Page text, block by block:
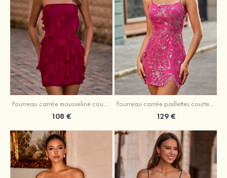
Fourreau carrée mousseline courte/mini robe de fête de la rentré avec volants
108 €
Fourreau carrée paillettes courte/mini robe de fête de la rentrée
129 €